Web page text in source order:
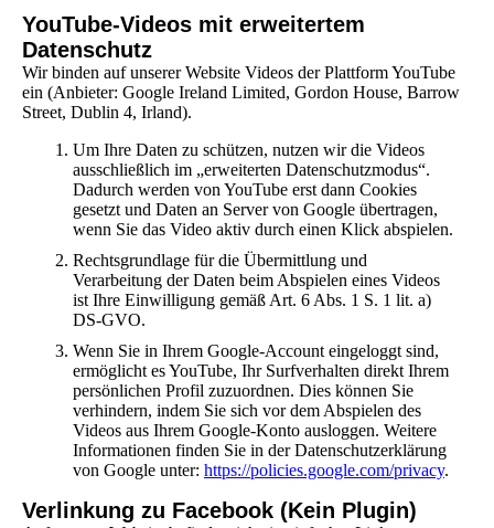
YouTube-Videos mit erweitertem
Datenschutz
Wir binden auf unserer Website Videos der Plattform YouTube
ein (Anbieter: Google Ireland Limited, Gordon House, Barrow
Street, Dublin 4, Irland).
Um Ihre Daten zu schützen, nutzen wir die Videos
ausschließlich im „erweiterten Datenschutzmodus“.
Dadurch werden von YouTube erst dann Cookies
gesetzt und Daten an Server von Google übertragen,
wenn Sie das Video aktiv durch einen Klick abspielen.
Rechtsgrundlage für die Übermittlung und
Verarbeitung der Daten beim Abspielen eines Videos
ist Ihre Einwilligung gemäß Art. 6 Abs. 1 S. 1 lit. a)
DS-GVO.
Wenn Sie in Ihrem Google-Account eingeloggt sind,
ermöglicht es YouTube, Ihr Surfverhalten direkt Ihrem
persönlichen Profil zuzuordnen. Dies können Sie
verhindern, indem Sie sich vor dem Abspielen des
Videos aus Ihrem Google-Konto ausloggen. Weitere
Informationen finden Sie in der Datenschutzerklärung
von Google unter: https://policies.google.com/privacy.
Verlinkung zu Facebook (Kein Plugin)